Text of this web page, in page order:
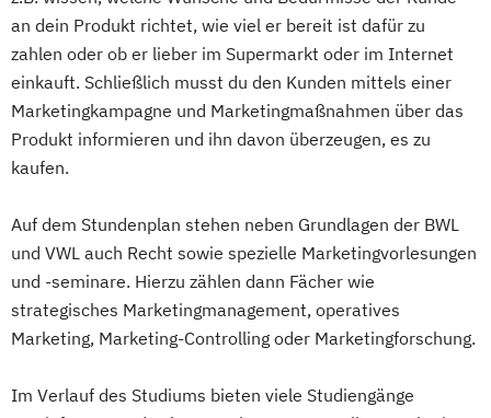
an dein Produkt richtet, wie viel er bereit ist dafür zu
zahlen oder ob er lieber im Supermarkt oder im Internet
einkauft. Schließlich musst du den Kunden mittels einer
Marketingkampagne und Marketingmaßnahmen über das
Produkt informieren und ihn davon überzeugen, es zu
kaufen.
Auf dem Stundenplan stehen neben Grundlagen der BWL
und VWL auch Recht sowie spezielle Marketingvorlesungen
und -seminare. Hierzu zählen dann Fächer wie
strategisches Marketingmanagement, operatives
Marketing, Marketing-Controlling oder Marketingforschung.
Im Verlauf des Studiums bieten viele Studiengänge